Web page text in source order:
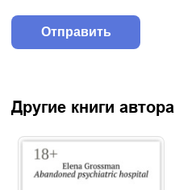
Другие книги автора